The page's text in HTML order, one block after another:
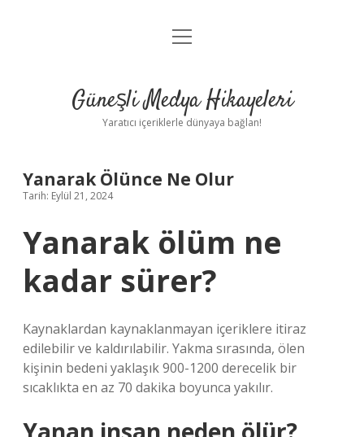
Anasayfa
Yasal Uyarı
menüyü
Güneşli Medya Hikayeleri
Yaratıcı içeriklerle dünyaya bağlan!
Yanarak Ölünce Ne Olur
Tarih: Eylül 21, 2024
Yanarak ölüm ne
kadar sürer?
Kaynaklardan kaynaklanmayan içeriklere itiraz
edilebilir ve kaldırılabilir. Yakma sırasında, ölen
kişinin bedeni yaklaşık 900-1200 derecelik bir
sıcaklıkta en az 70 dakika boyunca yakılır.